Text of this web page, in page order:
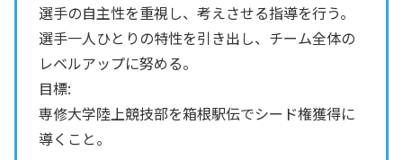
選手の自主性を重視し、考えさせる指導を行う。
選手一人ひとりの特性を引き出し、チーム全体の
レベルアップに努める。
目標:
専修大学陸上競技部を箱根駅伝でシード権獲得に
導くこと。